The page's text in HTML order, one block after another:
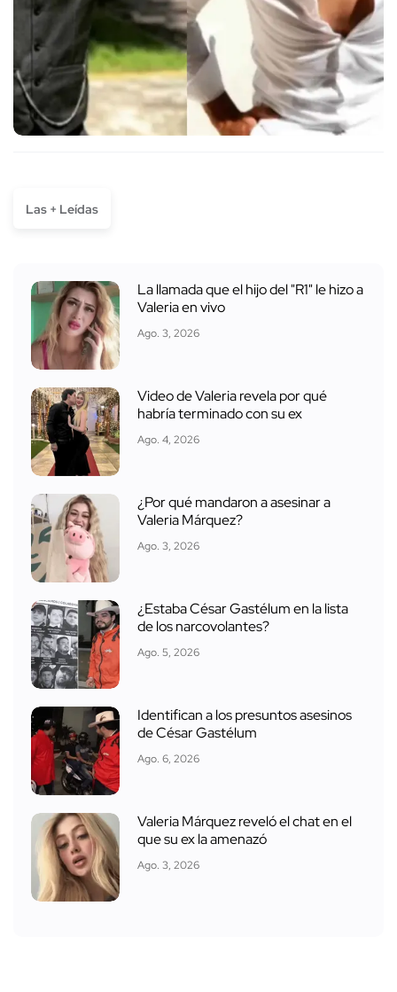
Las + Leídas
La llamada que el hijo del "R1" le hizo a
Valeria en vivo
Ago. 3, 2026
Video de Valeria revela por qué
habría terminado con su ex
Ago. 4, 2026
¿Por qué mandaron a asesinar a
Valeria Márquez?
Ago. 3, 2026
¿Estaba César Gastélum en la lista
de los narcovolantes?
Ago. 5, 2026
Identifican a los presuntos asesinos
de César Gastélum
Ago. 6, 2026
Valeria Márquez reveló el chat en el
que su ex la amenazó
Ago. 3, 2026